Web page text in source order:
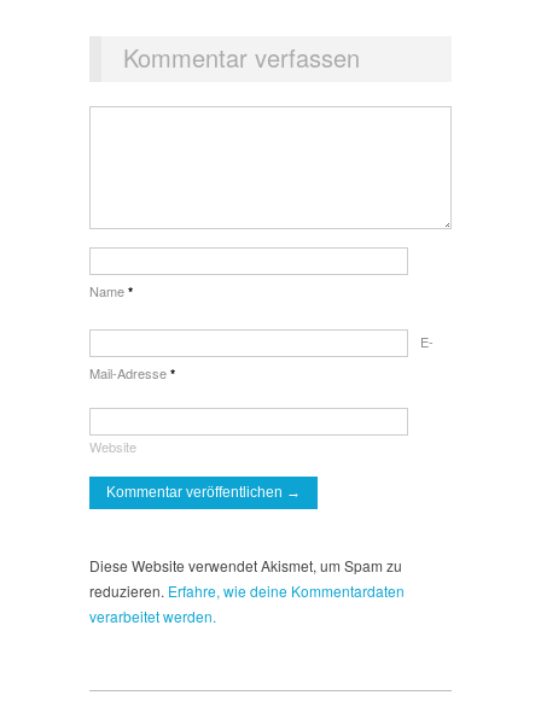
Kommentar verfassen
Name *
E-
Mail-Adresse *
Website
Diese Website verwendet Akismet, um Spam zu
reduzieren. Erfahre, wie deine Kommentardaten
verarbeitet werden.